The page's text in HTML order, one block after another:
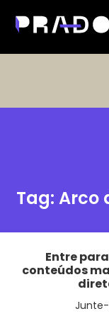
Tag: Arco
Entre
conteúdos
Junte-